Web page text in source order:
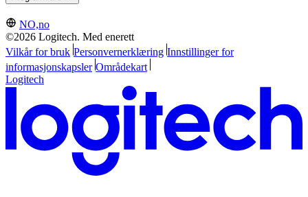
NO,no
©2026 Logitech. Med enerett
Vilkår for bruk Personvernerklæring Innstillinger for
informasjonskapsler Områdekart
Logitech